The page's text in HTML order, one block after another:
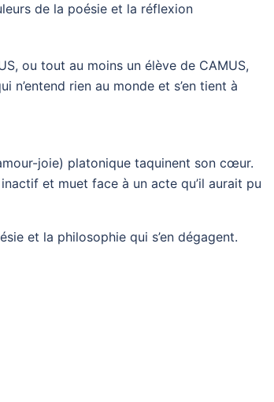
de la poésie et la réflexion
ou tout au moins un élève de CAMUS,
n’entend rien au monde et s’en tient à
joie) platonique taquinent son cœur.
et muet face à un acte qu’il aurait pu
et la philosophie qui s’en dégagent.